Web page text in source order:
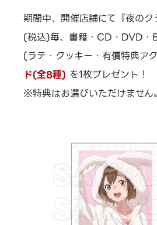
期間中、開催店舗にて『夜の
(税込)毎、書籍・CD・DVD・
(ラテ・クッキー・有償特典ア
ド(全8種) を1枚プレゼント！
※特典はお選びいただけません。